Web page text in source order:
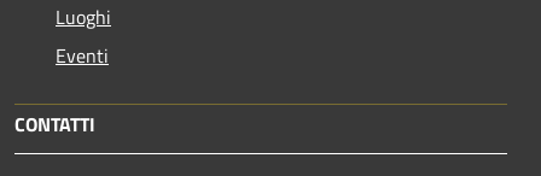
Luoghi
Eventi
CONTATTI